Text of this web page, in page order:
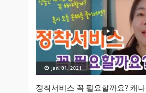
Jan, 01, 2021
정착서비스 꼭 필요할까요? 캐